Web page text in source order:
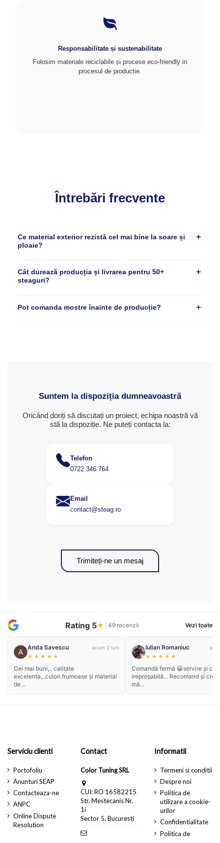
Responsabilitate și sustenabilitate
Folosim materiale reciclabile și procese eco-friendly in
procesul de productie.
Întrebări frecvente
Ce material exterior rezistă cel mai bine la soare și
ploaie?
Cât durează producția și livrarea pentru 50+
steaguri?
Pot comanda mostre înainte de producție?
Suntem la dispoziția dumneavoastră
Oricând doriți să discutați un proiect, echipa noastră vă
stă la dispoziție. Ne puteți contacta la:
Telefon
0722.346.764
Email
contact@steag.ro
Trimiteți-ne un mesaj
Rating 5★ 49 recenzii Vezi toate
Anda Savescu
★ ★ ★ ★ ★
acum 2 luni
Cei mai buni,.. calitate
excelenta,..culori frumoase și material
de...
Iulian Romaniuc
★ ★ ★ ★ ★
Comandă fermă 😀servire și
ireproșabilă... Recomand și cred
mă...
Serviciu clienti
Portofoliu
Anunturi SEAP
Contacteaza-ne
ANPC
Online Dispute
Resolution
Contact
Color Tuning SRL
CUI: RO 16582215
Str. Mestecanis Nr.
1i
Sector 5, Bucuresti
Informatii
Termeni si conditii
Despre noi
Politica de
utilizare a cookie-
urilor
Confidentialitate
Politica de